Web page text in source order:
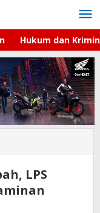
Hukum dan
LPS